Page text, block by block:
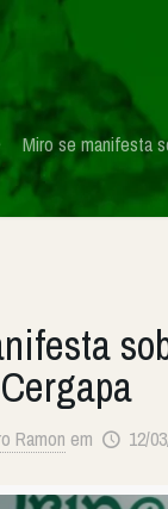
Miro se manifesta
Ramon em 12/